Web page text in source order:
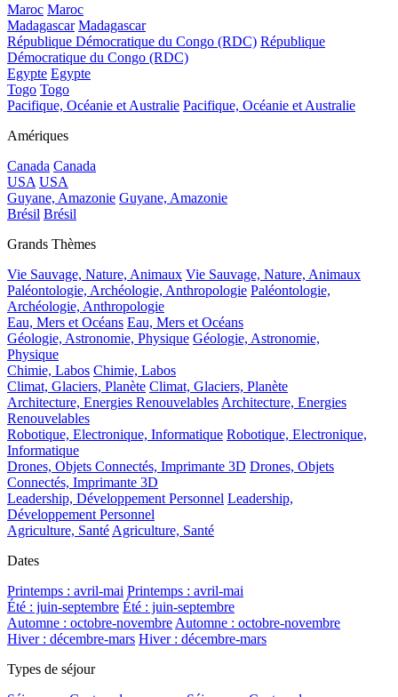
Maroc Maroc
Madagascar Madagascar
République Démocratique du Congo (RDC) République
Démocratique du Congo (RDC)
Egypte Egypte
Togo Togo
Pacifique, Océanie et Australie Pacifique, Océanie et Australie
Amériques
Canada Canada
USA USA
Guyane, Amazonie Guyane, Amazonie
Brésil Brésil
Grands Thèmes
Vie Sauvage, Nature, Animaux Vie Sauvage, Nature, Animaux
Paléontologie, Archéologie, Anthropologie Paléontologie,
Archéologie, Anthropologie
Eau, Mers et Océans Eau, Mers et Océans
Géologie, Astronomie, Physique Géologie, Astronomie,
Physique
Chimie, Labos Chimie, Labos
Climat, Glaciers, Planète Climat, Glaciers, Planète
Architecture, Energies Renouvelables Architecture, Energies
Renouvelables
Robotique, Electronique, Informatique Robotique, Electronique,
Informatique
Drones, Objets Connectés, Imprimante 3D Drones, Objets
Connectés, Imprimante 3D
Leadership, Développement Personnel Leadership,
Développement Personnel
Agriculture, Santé Agriculture, Santé
Dates
Printemps : avril-mai Printemps : avril-mai
Été : juin-septembre Été : juin-septembre
Automne : octobre-novembre Automne : octobre-novembre
Hiver : décembre-mars Hiver : décembre-mars
Types de séjour